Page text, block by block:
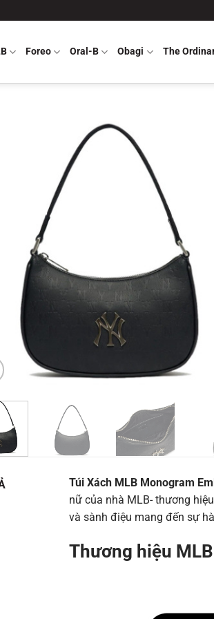
Foreo Oral-B Obagi The
Túi Xách MLB Monogram
nữ của nhà MLB- thương
và sành điệu mang đến sự
Thương hiệu MLB